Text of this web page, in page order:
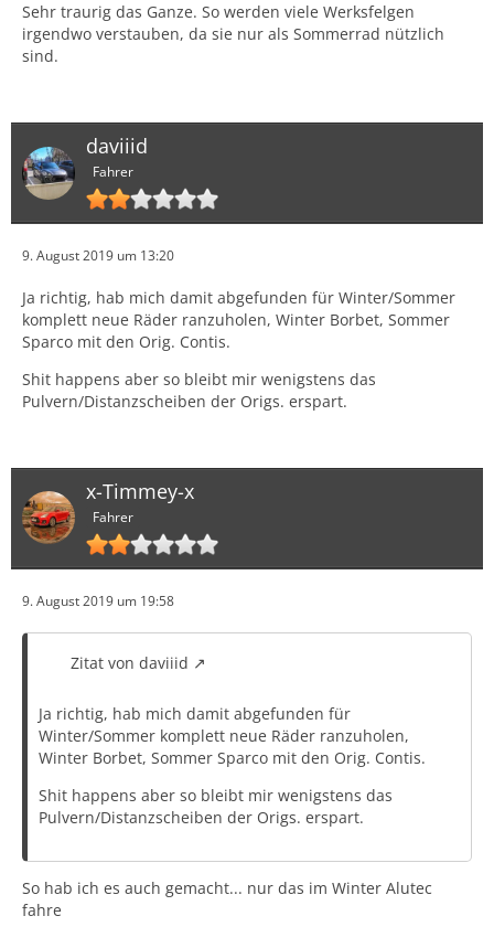
Sehr traurig das Ganze. So werden viele Werksfelgen
irgendwo verstauben, da sie nur als Sommerrad nützlich
sind.
daviiid
Fahrer
9. August 2019 um 13:20
Ja richtig, hab mich damit abgefunden für Winter/Sommer
komplett neue Räder ranzuholen, Winter Borbet, Sommer
Sparco mit den Orig. Contis.
Shit happens aber so bleibt mir wenigstens das
Pulvern/Distanzscheiben der Origs. erspart.
x-Timmey-x
Fahrer
9. August 2019 um 19:58
Zitat von daviiid
Ja richtig, hab mich damit abgefunden für
Winter/Sommer komplett neue Räder ranzuholen,
Winter Borbet, Sommer Sparco mit den Orig. Contis.
Shit happens aber so bleibt mir wenigstens das
Pulvern/Distanzscheiben der Origs. erspart.
So hab ich es auch gemacht... nur das im Winter Alutec
fahre